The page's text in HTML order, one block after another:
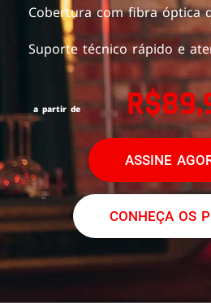
Cobertura com fibra óptica
Suporte técnico rápido e
a partir de
ASSINE
CONHEÇA OS